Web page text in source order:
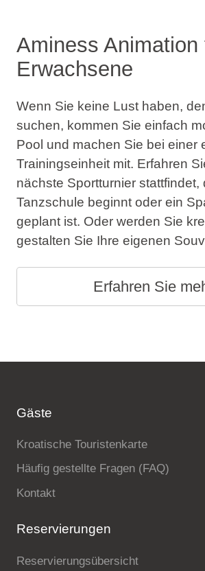
Aminess Animation
Erwachsene
Wenn Sie keine Lust haben,
suchen, kommen Sie einfach
Pool und machen Sie bei einer
Trainingseinheit mit. Erfahren
nächste Sportturnier stattfindet,
Tanzschule beginnt oder ein
geplant ist. Oder werden Sie
gestalten Sie Ihre eigenen
Erfahren Sie
Gäste
Kroatische Touristenkarte
Häufig gestellte Fragen (FAQ)
Kontakt
Reservierungen
Reservierungsübersicht